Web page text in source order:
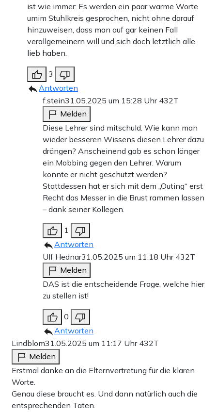
ist wie immer: Es werden ein paar warme Worte
umim Stuhlkreis gesprochen, nicht ohne darauf
hinzuweisen, dass man auf gar keinen Fall
verallgemeinern will und sich doch letztlich alle
lieb haben.
3
Antworten
f.stein31.05.2025 um 15:28 Uhr 432T
Melden
Diese Lehrer sind mitschuld. Wie kann man
wieder besseren Wissens diesen Lehrer dazu
drängen? Anscheinend gab es schon länger
ein Mobbing gegen den Lehrer. Warum
konnte er nicht geschützt werden?
Stattdessen hat er sich mit dem „Outing“ erst
Recht das Messer in die Brust rammen lassen
– dank seiner Kollegen.
1
Antworten
Ulf Hednar31.05.2025 um 11:18 Uhr 432T
Melden
DAS ist die entscheidende Frage, welche hier
zu stellen ist!
0
Antworten
Lindblom31.05.2025 um 11:17 Uhr 432T
Melden
Erstmal danke an die Elternvertretung für die klaren
Worte.
Genau diese braucht es. Und dann natürlich auch die
entsprechenden Taten.